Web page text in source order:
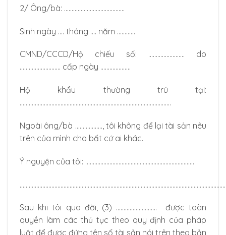
2/ Ông/bà: ………………………………….
Sinh ngày …. tháng …. năm …………
CMND/CCCD/Hộ chiếu số: …………………… do
……………………… cấp ngày ………………..
Hộ khẩu thường trú tại:
……………………………………………………………………………………….
Ngoài ông/bà ………………, tôi không để lại tài sản nêu
trên của mình cho bất cứ ai khác.
Ý nguyện của tôi: ………………………………………………………………
Sau khi tôi qua đời, (3) ……………………… được toàn
quyền làm các thủ tục theo quy định của pháp
luật để được đứng tên số tài sản nói trên theo bản